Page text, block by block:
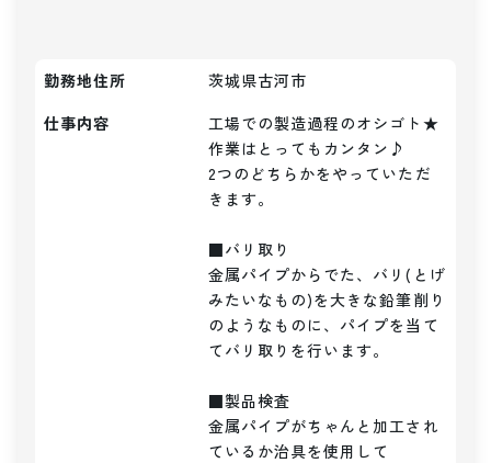
勤務地住所
茨城県古河市
仕事内容
工場での製造過程のオシゴト★
作業はとってもカンタン♪
2つのどちらかをやっていただ
きます。
■バリ取り
金属パイプからでた、バリ(とげ
みたいなもの)を大きな鉛筆削り
のようなものに、パイプを当て
てバリ取りを行います。
■製品検査
金属パイプがちゃんと加工され
ているか治具を使用して